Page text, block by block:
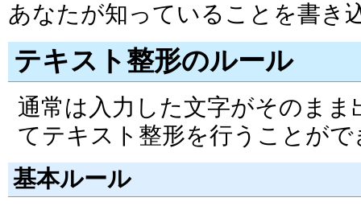
あなたが知っていることを書き
テキスト整形のルール
通常は入力した文字がそのま
てテキスト整形を行うことがで
基本ルール